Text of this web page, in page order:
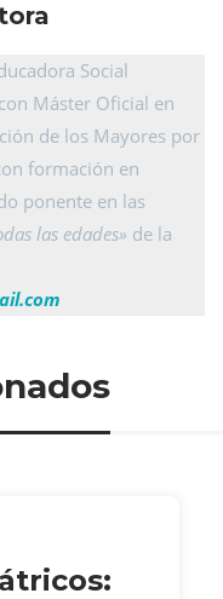
Social
Máster Oficial en
de los Mayores por
formación en
ponente en las
las edades» de la